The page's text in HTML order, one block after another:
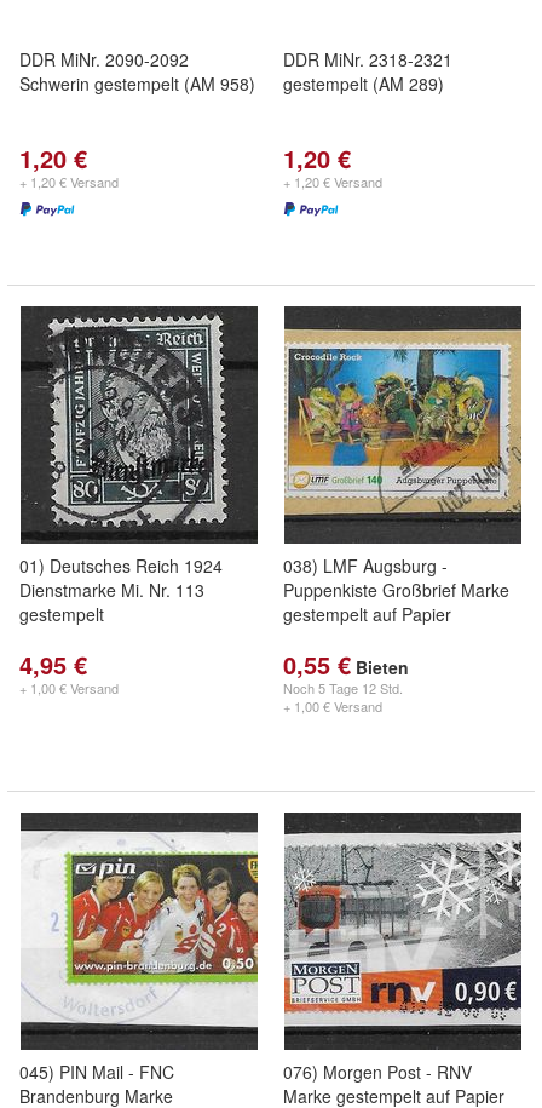
DDR MiNr. 2090-2092
Schwerin gestempelt (AM 958)
1,20 €
+ 1,20 € Versand
DDR MiNr. 2318-2321
gestempelt (AM 289)
1,20 €
+ 1,20 € Versand
01) Deutsches Reich 1924
Dienstmarke Mi. Nr. 113
gestempelt
4,95 €
+ 1,00 € Versand
038) LMF Augsburg -
Puppenkiste Großbrief Marke
gestempelt auf Papier
0,55 € Bieten
Noch5 Tage 12 Std.
+ 1,00 € Versand
045) PIN Mail - FNC
Brandenburg Marke
076) Morgen Post - RNV
Marke gestempelt auf Papier